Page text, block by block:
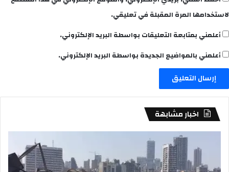
لاستخدامها المرة المقبلة في تعليقي.
أعلمني بمتابعة التعليقات بواسطة البريد الإلكتروني.
أعلمني بالمواضيع الجديدة بواسطة البريد الإلكتروني.
اخبار مشابهة